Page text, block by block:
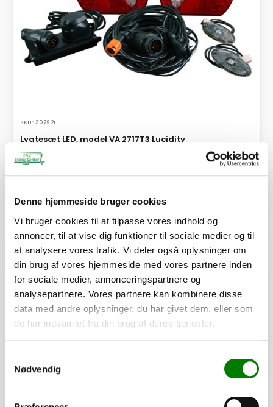
Denne hjemmeside bruger cookies
Vi bruger cookies til at tilpasse vores indhold og
annoncer, til at vise dig funktioner til sociale medier og til
at analysere vores trafik. Vi deler også oplysninger om
din brug af vores hjemmeside med vores partnere inden
for sociale medier, annonceringspartnere og
analysepartnere. Vores partnere kan kombinere disse
data med andre oplysninger, du har givet dem, eller som
de har indsamlet fra din brug af deres tjenester.
Nødvendig
SKU: 30292L
Lygtesæt LED, model VA 2717T3 Lucidity
3.375,00
2.700,00kr.ekskl. moms
Afhentning og forsendelse
Se detaljer
PÅ LAGER